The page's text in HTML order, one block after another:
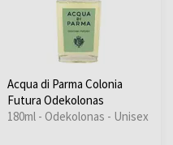
Acqua di Parma Colonia
Futura Odekolonas
180ml - Odekolonas - Unisex